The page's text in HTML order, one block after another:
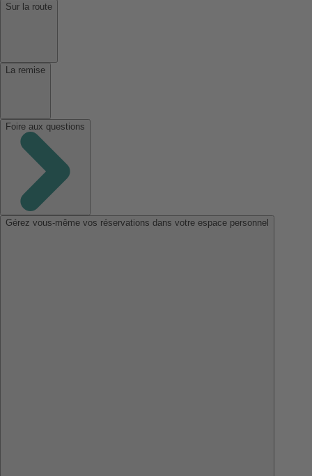
Sur la route
La remise
Foire aux questions
Gérez vous-même vos réservations dans votre espace personnel